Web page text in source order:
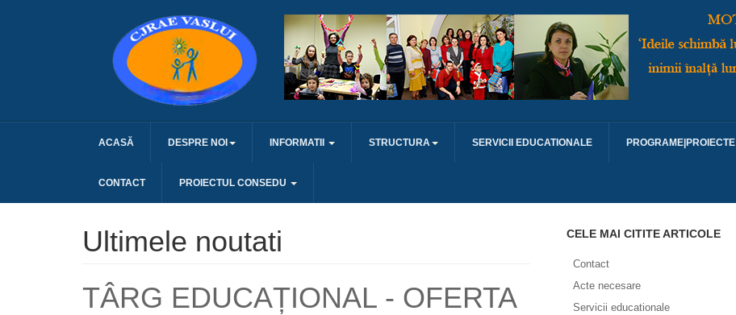
ACASĂ DESPRE NOI INFORMATII STRUCTURA SERVICII EDUCATIONALE PROGRAME|PROIECTE
CONTACT PROIECTUL CONSEDU
Ultimele noutati
TÂRG EDUCAȚIONAL - OFERTA
CELE MAI CITITE ARTICOLE
Contact
Acte necesare
Servicii educationale